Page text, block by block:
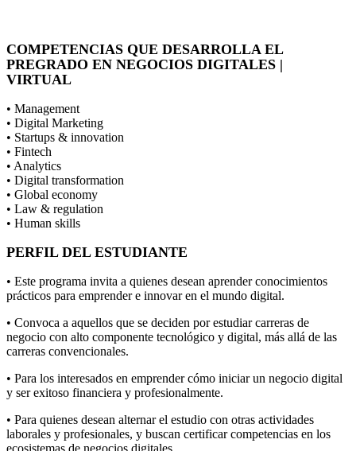
COMPETENCIAS QUE DESARROLLA EL
PREGRADO EN NEGOCIOS DIGITALES |
VIRTUAL
• Management
• Digital Marketing
• Startups & innovation
• Fintech
• Analytics
• Digital transformation
• Global economy
• Law & regulation
• Human skills
PERFIL DEL ESTUDIANTE
• Este programa invita a quienes desean aprender conocimientos
prácticos para emprender e innovar en el mundo digital.
• Convoca a aquellos que se deciden por estudiar carreras de
negocio con alto componente tecnológico y digital, más allá de las
carreras convencionales.
• Para los interesados en emprender cómo iniciar un negocio digital
y ser exitoso financiera y profesionalmente.
• Para quienes desean alternar el estudio con otras actividades
laborales y profesionales, y buscan certificar competencias en los
ecosistemas de negocios digitales.